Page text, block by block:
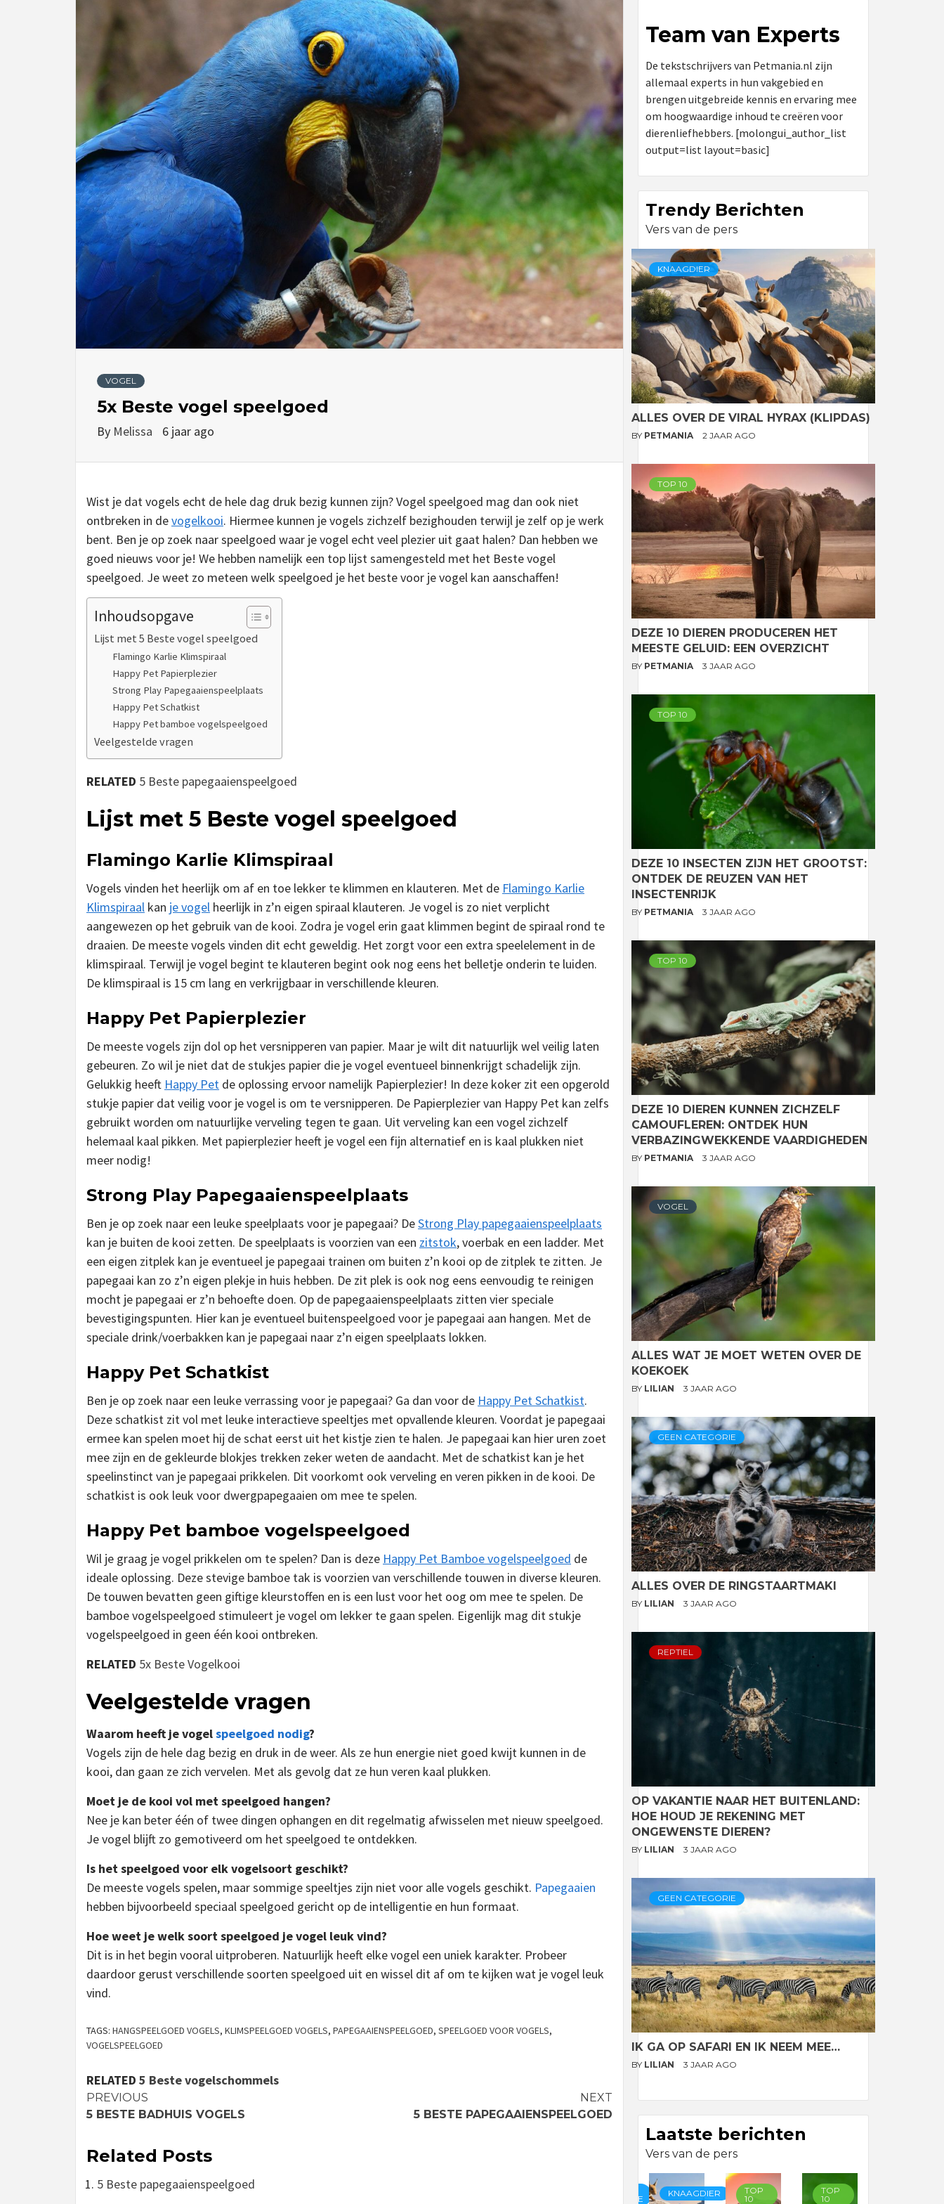
VOGEL
5x Beste vogel speelgoed
By Melissa 6 jaar ago
Wist je dat vogels echt de hele dag druk bezig kunnen zijn? Vogel speelgoed mag dan ook niet
ontbreken in devogelkooi. Hiermee kunnen je vogels zichzelf bezighouden terwijl je zelf op je werk
bent. Ben je op zoek naar speelgoed waar je vogel echt veel plezier uit gaat halen? Dan hebben we
goed nieuws voor je! We hebben namelijk een top lijst samengesteld met het Beste vogel
speelgoed. Je weet zo meteen welk speelgoed je het beste voor je vogel kan aanschaffen!
Inhoudsopgave
Lijst met 5 Beste vogel speelgoed
Flamingo Karlie Klimspiraal
Happy Pet Papierplezier
Strong Play Papegaaienspeelplaats
Happy Pet Schatkist
Happy Pet bamboe vogelspeelgoed
Veelgestelde vragen
RELATED 5 Beste papegaaienspeelgoed
Lijst met 5 Beste vogel speelgoed
Flamingo Karlie Klimspiraal
Vogels vinden het heerlijk om af en toe lekker te klimmen en klauteren. Met de Flamingo Karlie
Klimspiraal kan je vogel heerlijk in z’n eigen spiraal klauteren. Je vogel is zo niet verplicht
aangewezen op het gebruik van de kooi. Zodra je vogel erin gaat klimmen begint de spiraal rond te
draaien. De meeste vogels vinden dit echt geweldig. Het zorgt voor een extra speelelement in de
klimspiraal. Terwijl je vogel begint te klauteren begint ook nog eens het belletje onderin te luiden.
De klimspiraal is 15 cm lang en verkrijgbaar in verschillende kleuren.
Happy Pet Papierplezier
De meeste vogels zijn dol op het versnipperen van papier. Maar je wilt dit natuurlijk wel veilig laten
gebeuren. Zo wil je niet dat de stukjes papier die je vogel eventueel binnenkrijgt schadelijk zijn.
Gelukkig heeft Happy Pet de oplossing ervoor namelijk Papierplezier! In deze koker zit een opgerold
stukje papier dat veilig voor je vogel is om te versnipperen. De Papierplezier van Happy Pet kan zelfs
gebruikt worden om natuurlijke verveling tegen te gaan. Uit verveling kan een vogel zichzelf
helemaal kaal pikken. Met papierplezier heeft je vogel een fijn alternatief en is kaal plukken niet
meer nodig!
Strong Play Papegaaienspeelplaats
Ben je op zoek naar een leuke speelplaats voor je papegaai? DeStrong Play papegaaienspeelplaats
kan je buiten de kooi zetten. De speelplaats is voorzien van een zitstok, voerbak en een ladder. Met
een eigen zitplek kan je eventueel je papegaai trainen om buiten z’n kooi op de zitplek te zitten. Je
papegaai kan zo z’n eigen plekje in huis hebben. De zit plek is ook nog eens eenvoudig te reinigen
mocht je papegaai er z’n behoefte doen. Op de papegaaienspeelplaats zitten vier speciale
bevestigingspunten. Hier kan je eventueel buitenspeelgoed voor je papegaai aan hangen. Met de
speciale drink/voerbakken kan je papegaai naar z’n eigen speelplaats lokken.
Happy Pet Schatkist
Ben je op zoek naar een leuke verrassing voor je papegaai? Ga dan voor de Happy Pet Schatkist.
Deze schatkist zit vol met leuke interactieve speeltjes met opvallende kleuren. Voordat je papegaai
ermee kan spelen moet hij de schat eerst uit het kistje zien te halen. Je papegaai kan hier uren zoet
mee zijn en de gekleurde blokjes trekken zeker weten de aandacht. Met de schatkist kan je het
speelinstinct van je papegaai prikkelen. Dit voorkomt ook verveling en veren pikken in de kooi. De
schatkist is ook leuk voor dwergpapegaaien om mee te spelen.
Happy Pet bamboe vogelspeelgoed
Wil je graag je vogel prikkelen om te spelen? Dan is deze Happy Pet Bamboe vogelspeelgoed de
ideale oplossing. Deze stevige bamboe tak is voorzien van verschillende touwen in diverse kleuren.
De touwen bevatten geen giftige kleurstoffen en is een lust voor het oog om mee te spelen. De
bamboe vogelspeelgoed stimuleert je vogel om lekker te gaan spelen. Eigenlijk mag dit stukje
vogelspeelgoed in geen één kooi ontbreken.
RELATED 5x Beste Vogelkooi
Veelgestelde vragen
Waarom heeft je vogelspeelgoed nodig?
Vogels zijn de hele dag bezig en druk in de weer. Als ze hun energie niet goed kwijt kunnen in de
kooi, dan gaan ze zich vervelen. Met als gevolg dat ze hun veren kaal plukken.
Moet je de kooi vol met speelgoed hangen?
Nee je kan beter één of twee dingen ophangen en dit regelmatig afwisselen met nieuw speelgoed.
Je vogel blijft zo gemotiveerd om het speelgoed te ontdekken.
Is het speelgoed voor elk vogelsoort geschikt?
De meeste vogels spelen, maar sommige speeltjes zijn niet voor alle vogels geschikt. Papegaaien
hebben bijvoorbeeld speciaal speelgoed gericht op de intelligentie en hun formaat.
Hoe weet je welk soort speelgoed je vogel leuk vind?
Dit is in het begin vooral uitproberen. Natuurlijk heeft elke vogel een uniek karakter. Probeer
daardoor gerust verschillende soorten speelgoed uit en wissel dit af om te kijken wat je vogel leuk
vind.
TAGS: HANGSPEELGOED VOGELS, KLIMSPEELGOED VOGELS, PAPEGAAIENSPEELGOED, SPEELGOED VOOR VOGELS,
VOGELSPEELGOED
RELATED 5 Beste vogelschommels
Continue
PREVIOUS
5 BESTE BADHUIS VOGELS
NEXT
5 BESTE PAPEGAAIENSPEELGOED
Related Posts
5 Beste papegaaienspeelgoed
Team van Experts
De tekstschrijvers van Petmania.nl zijn
allemaal experts in hun vakgebied en
brengen uitgebreide kennis en ervaring mee
om hoogwaardige inhoud te creëren voor
dierenliefhebbers. [molongui_author_list
output=list layout=basic]
Trendy Berichten
Vers van de pers
KNAAGDIER
ALLES OVER DE VIRAL HYRAX (KLIPDAS)
BY PETMANIA 2 JAAR AGO
TOP 10
DEZE 10 DIEREN PRODUCEREN HET
MEESTE GELUID: EEN OVERZICHT
BY PETMANIA 3 JAAR AGO
TOP 10
DEZE 10 INSECTEN ZIJN HET GROOTST:
ONTDEK DE REUZEN VAN HET
INSECTENRIJK
BY PETMANIA 3 JAAR AGO
TOP 10
DEZE 10 DIEREN KUNNEN ZICHZELF
CAMOUFLEREN: ONTDEK HUN
VERBAZINGWEKKENDE VAARDIGHEDEN
BY PETMANIA 3 JAAR AGO
VOGEL
ALLES WAT JE MOET WETEN OVER DE
KOEKOEK
BY LILIAN 3 JAAR AGO
GEEN CATEGORIE
ALLES OVER DE RINGSTAARTMAKI
BY LILIAN 3 JAAR AGO
REPTIEL
OP VAKANTIE NAAR HET BUITENLAND:
HOE HOUD JE REKENING MET
ONGEWENSTE DIEREN?
BY LILIAN 3 JAAR AGO
GEEN CATEGORIE
IK GA OP SAFARI EN IK NEEM MEE…
BY LILIAN 3 JAAR AGO
Laatste berichten
Vers van de pers
CATEGORIE
KNAAGDIER
TOP
10
TOP
10